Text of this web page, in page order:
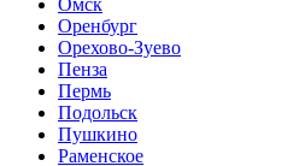
Омск
Оренбург
Орехово-Зуево
Пенза
Пермь
Подольск
Пушкино
Раменское